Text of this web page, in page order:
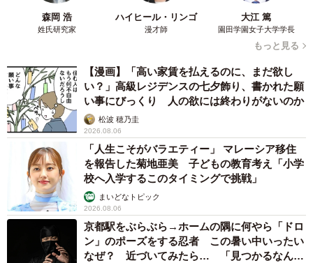
森岡 浩
姓氏研究家
ハイヒール・リンゴ
漫才師
大江 篤
園田学園女子大学学長
もっと見る
【漫画】「高い家賃を払えるのに、まだ欲し
い？」高級レジデンスの七夕飾り、書かれた願
い事にびっくり 人の欲には終わりがないのか
松波 穂乃圭
2026.08.06
「人生こそがバラエティー」 マレーシア移住
を報告した菊地亜美 子どもの教育考え「小学
校へ入学するこのタイミングで挑戦」
まいどなトピック
2026.08.06
京都駅をぶらぶら→ホームの隅に何やら「ドロ
ン」のポーズをする忍者 この暑い中いったい
なぜ？ 近づいてみたら… 「見つかるなんて